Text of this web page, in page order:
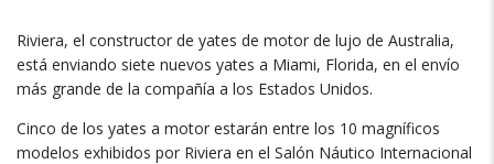
Riviera, el constructor de yates de motor de lujo de Australia,
está enviando siete nuevos yates a Miami, Florida, en el envío
más grande de la compañía a los Estados Unidos.
Cinco de los yates a motor estarán entre los 10 magníficos
modelos exhibidos por Riviera en el Salón Náutico Internacional